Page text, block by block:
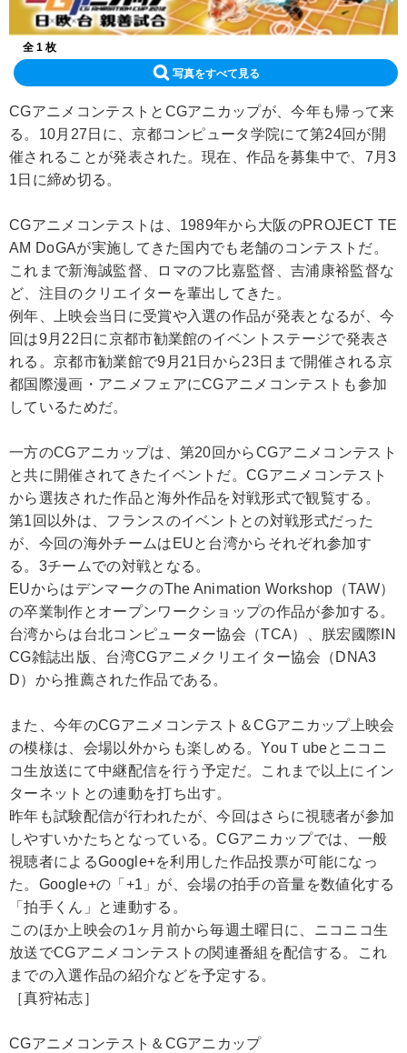
全 1 枚
写真をすべて見る
CGアニメコンテストとCGアニカップが、今年も帰って来
る。10月27日に、京都コンピュータ学院にて第24回が開
催されることが発表された。現在、作品を募集中で、7月3
1日に締め切る。
CGアニメコンテストは、1989年から大阪のPROJECT TE
AM DoGAが実施してきた国内でも老舗のコンテストだ。
これまで新海誠監督、ロマのフ比嘉監督、吉浦康裕監督な
ど、注目のクリエイターを輩出してきた。
例年、上映会当日に受賞や入選の作品が発表となるが、今
回は9月22日に京都市勧業館のイベントステージで発表さ
れる。京都市勧業館で9月21日から23日まで開催される京
都国際漫画・アニメフェアにCGアニメコンテストも参加
しているためだ。
一方のCGアニカップは、第20回からCGアニメコンテスト
と共に開催されてきたイベントだ。CGアニメコンテスト
から選抜された作品と海外作品を対戦形式で観覧する。
第1回以外は、フランスのイベントとの対戦形式だった
が、今回の海外チームはEUと台湾からそれぞれ参加す
る。3チームでの対戦となる。
EUからはデンマークのThe Animation Workshop（TAW）
の卒業制作とオープンワークショップの作品が参加する。
台湾からは台北コンピューター協会（TCA）、朕宏國際IN
CG雑誌出版、台湾CGアニメクリエイター協会（DNA3
D）から推薦された作品である。
また、今年のCGアニメコンテスト＆CGアニカップ上映会
の模様は、会場以外からも楽しめる。YouＴubeとニコニ
コ生放送にて中継配信を行う予定だ。これまで以上にイン
ターネットとの連動を打ち出す。
昨年も試験配信が行われたが、今回はさらに視聴者が参加
しやすいかたちとなっている。CGアニカップでは、一般
視聴者によるGoogle+を利用した作品投票が可能になっ
た。Google+の「+1」が、会場の拍手の音量を数値化する
「拍手くん」と連動する。
このほか上映会の1ヶ月前から毎週土曜日に、ニコニコ生
放送でCGアニメコンテストの関連番組を配信する。これ
までの入選作品の紹介などを予定する。
［真狩祐志］
CGアニメコンテスト＆CGアニカップ